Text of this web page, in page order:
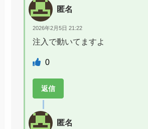
匿名
2026年2月5日 21:22
注入で動いてますよ
0
返信
匿名